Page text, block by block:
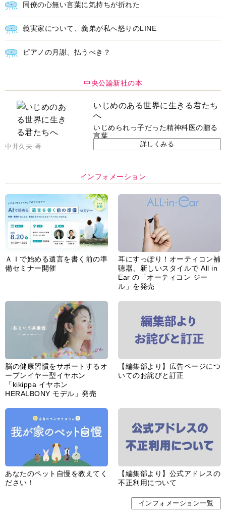
インフォメーション
ＡＩで始める遺言を書く前の準
備セミナー開催
耳にすっぽり！オーティコン補
Ear の「オーティコン ジー
脳の健康習慣をサポートするオ
ープンイヤー型イヤホン
「kikippa イヤホン
HERALBONY モデル」発売
【編集部より】広告ページにつ
いてのお詫びと訂正
あなたのペット自慢を教えてく
ださい！
【編集部より】公式アドレスの
不正利用について
婦人公論とは
サイトポリシー／データの収集と利用について
「ｆｆ倶楽部」会員規約
「ｆｆ倶楽部」よくあるご質問
お問い合わせ
広告掲載
CHUOKORON-SHINSHA,INC.All right reserved